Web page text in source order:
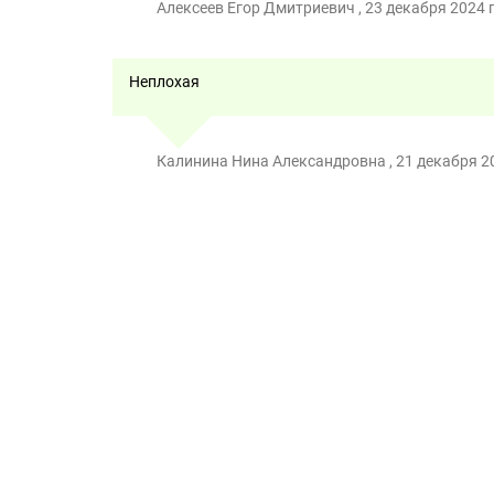
Алексеев Егор Дмитриевич , 23 декабря 2024
Неплохая
Калинина Нина Александровна , 21 декабря